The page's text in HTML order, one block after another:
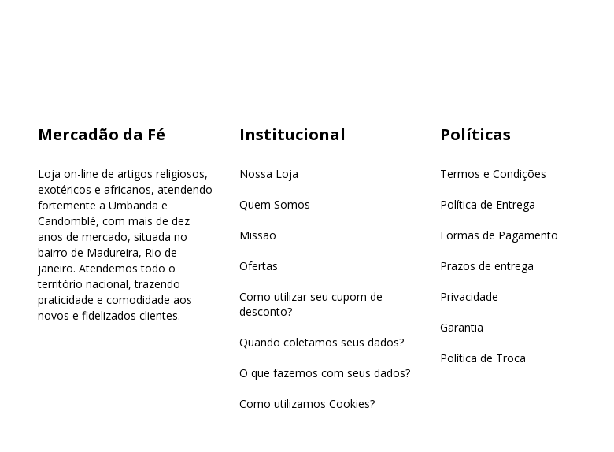
Mercadão da Fé
Loja on-line de artigos religiosos,
exotéricos e africanos, atendendo
fortemente a Umbanda e
Candomblé, com mais de dez
anos de mercado, situada no
bairro de Madureira, Rio de
janeiro. Atendemos todo o
território nacional, trazendo
praticidade e comodidade aos
novos e fidelizados clientes.
Institucional
Nossa Loja
Quem Somos
Missão
Ofertas
Como utilizar seu cupom de
desconto?
Quando coletamos seus dados?
O que fazemos com seus dados?
Como utilizamos Cookies?
Políticas
Termos e Condições
Política de Entrega
Formas de Pagamento
Prazos de entrega
Privacidade
Garantia
Política de Troca